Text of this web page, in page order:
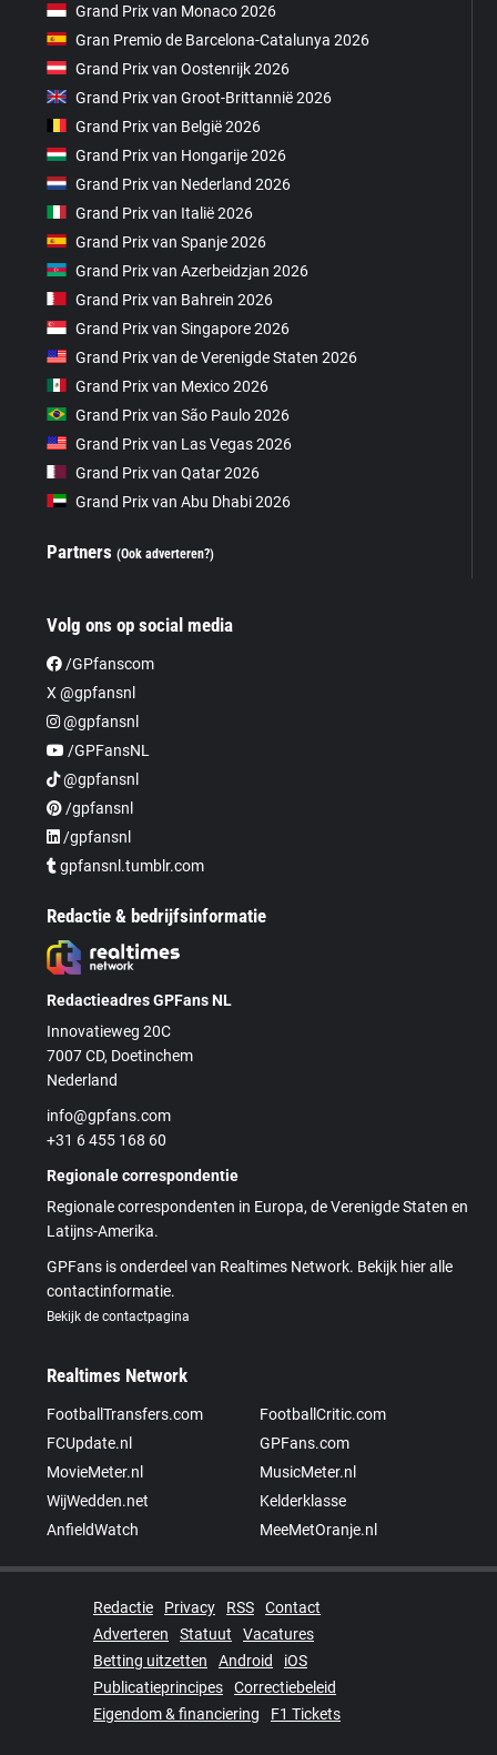
Grand Prix van Monaco 2026
Gran Premio de Barcelona-Catalunya 2026
Grand Prix van Oostenrijk 2026
Grand Prix van Groot-Brittannië 2026
Grand Prix van België 2026
Grand Prix van Hongarije 2026
Grand Prix van Nederland 2026
Grand Prix van Italië 2026
Grand Prix van Spanje 2026
Grand Prix van Azerbeidzjan 2026
Grand Prix van Bahrein 2026
Grand Prix van Singapore 2026
Grand Prix van de Verenigde Staten 2026
Grand Prix van Mexico 2026
Grand Prix van São Paulo 2026
Grand Prix van Las Vegas 2026
Grand Prix van Qatar 2026
Grand Prix van Abu Dhabi 2026
Partners(Ook adverteren?)
Volg ons op social media
/GPfanscom
X @gpfansnl
@gpfansnl
/GPFansNL
@gpfansnl
/gpfansnl
/gpfansnl
gpfansnl.tumblr.com
Redactie & bedrijfsinformatie
Redactieadres GPFans NL
Innovatieweg 20C
7007 CD, Doetinchem
Nederland
info@gpfans.com
+31 6 455 168 60
Regionale correspondentie
Regionale correspondenten in Europa, de Verenigde Staten en
Latijns-Amerika.
GPFans is onderdeel van Realtimes Network. Bekijk hier alle
contactinformatie.
Bekijk de contactpagina
Realtimes Network
FootballTransfers.com
FootballCritic.com
FCUpdate.nl
GPFans.com
MovieMeter.nl
MusicMeter.nl
WijWedden.net
Kelderklasse
AnfieldWatch
MeeMetOranje.nl
Redactie Privacy RSS
Contact
Adverteren
Statuut
Vacatures
Betting uitzetten
Android
iOS
Publicatieprincipes
Correctiebeleid
Eigendom & financiering
F1 Tickets